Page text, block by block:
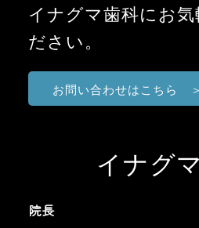
イナグマ歯科にお気
ださい。
お問い合わせはこちら
イナグ
院長